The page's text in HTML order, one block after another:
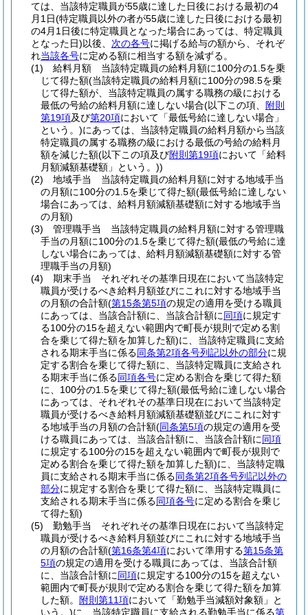
ては、当該特定職員が55歳に達した日後における最初の4
月1日(特定職員以外の者が55歳に達した日後における最初
の4月1日後に特定職員となった場合にあっては、特定職員
となった日)以後、 次の各号に掲げる給与の額から、それぞ
れ当該各号に定める額に相当する額を減ずる。
(1)
給料月額 当該特定職員の給料月額に100分の1.5を乗
じて得た額(当該特定職員の給料月額に100分の98.5を乗
じて得た額が、当該特定職員の属する職務の級における
最低の号給の給料月額に達しない場合(以下この項、
附則
第19項及び第20項において「最低号給に達しない場合」
という。)にあっては、当該特定職員の給料月額から当該
特定職員の属する職務の級における最低の号給の給料月
額を減じた額(以下この項及び附則第19項において「給料
月額減額基礎額」という。))
(2)
地域手当 当該特定職員の給料月額に対する地域手当
の月額に100分の1.5を乗じて得た額(最低号給に達しない
場合にあっては、給料月額減額基礎額に対する地域手当
の月額)
(3)
管理職手当 当該特定職員の給料月額に対する管理職
手当の月額に100分の1.5を乗じて得た額(最低の号給に達
しない場合にあっては、給料月額減額基礎額に対する管
理職手当の月額)
(4)
期末手当 それぞれその基準日現在において当該特定
職員が受けるべき給料月額並びにこれに対する地域手当
の月額の合計額(第15条第5項の規定の適用を受ける職員
にあっては、当該合計額に、当該合計額に同項に規定す
る100分の15を超えない範囲内で町長が規則で定める割
合を乗じて得た額を加算した額)に、当該特定職員に支給
される期末手当に係る同条第2項各号列記以外の部分に規
定する割合を乗じて得た額に、当該特定職員に支給され
る期末手当に係る同項各号に定める割合を乗じて得た額
に、100分の1.5を乗じて得た額(最低号給に達しない場合
にあっては、それぞれその基準日現在において当該特定
職員が受けるべき給料月額減額基礎額並びにこれに対す
る地域手当の月額の合計額(同条第5項の規定の適用を受
ける職員にあっては、当該合計額に、当該合計額に同項
に規定する100分の15を超えない範囲内で町長が規則で
定める割合を乗じて得た額を加算した額)に、当該特定職
員に支給される期末手当に係る同条第2項各号列記以外の
部分に規定する割合を乗じて得た額に、当該特定職員に
支給される期末手当に係る同項各号に定める割合を乗じ
て得た額)
(5)
勤勉手当 それぞれその基準日現在において当該特定
職員が受けるべき給料月額並びにこれに対する地域手当
の月額の合計額(第16条第4項において準用する第15条第
5項の規定の適用を受ける職員にあっては、当該合計額
に、当該合計額に同項に規定する100分の15を超えない
範囲内で町長が規則で定める割合を乗じて得た額を加算
した額。
附則第11項において「勤勉手当減額対象額」と
いう。)に、当該特定職員に支給される勤勉手当に係る第